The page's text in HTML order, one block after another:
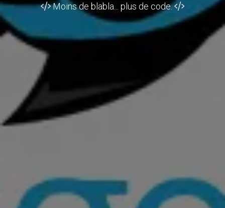
Moins de blabla... plus de code.